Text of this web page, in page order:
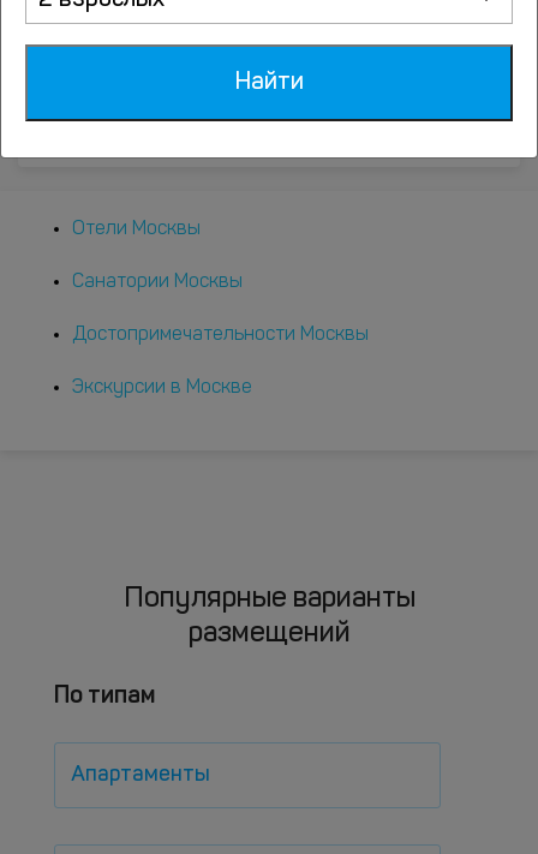
Отели Москвы
Санатории Москвы
Достопримечательности Москвы
Экскурсии в Москве
Популярные варианты
размещений
По типам
Апартаменты
Найти